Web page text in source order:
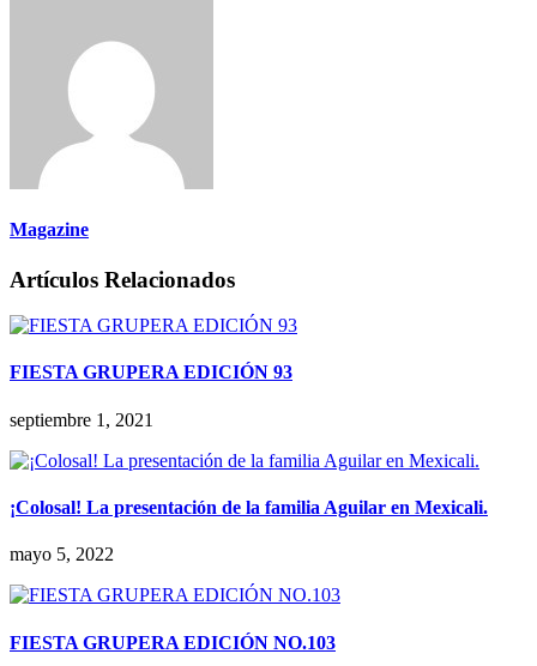
Magazine
Artículos Relacionados
FIESTA GRUPERA EDICIÓN 93
septiembre 1, 2021
¡Colosal! La presentación de la familia Aguilar en Mexicali.
mayo 5, 2022
FIESTA GRUPERA EDICIÓN NO.103